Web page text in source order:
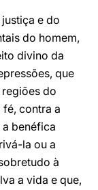
e do
do homem,
divino da
que
do
contra a
benéfica
la ou a
à
a vida e que,